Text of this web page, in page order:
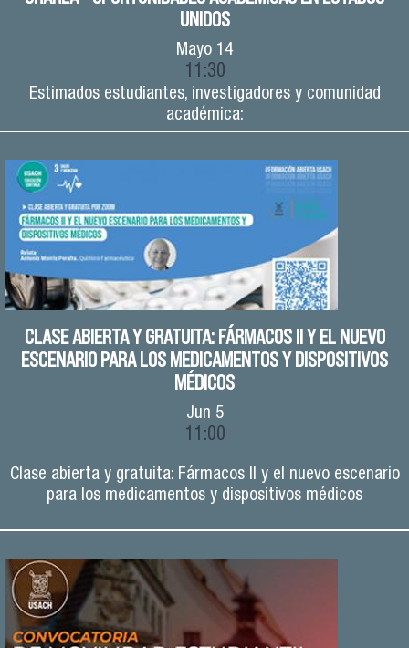
UNIDOS
Mayo 14
11:30
Estimados estudiantes, investigadores y comunidad
académica:
CLASE ABIERTA Y GRATUITA: FÁRMACOS II Y EL NUEVO
ESCENARIO PARA LOS MEDICAMENTOS Y DISPOSITIVOS
MÉDICOS
Jun 5
11:00
Clase abierta y gratuita: Fármacos II y el nuevo escenario
para los medicamentos y dispositivos médicos